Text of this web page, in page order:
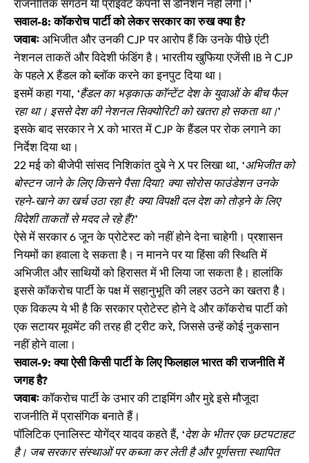
राजनीतिक संगठन या प्राइवेट कंपनी से डोनेशन नहीं लेगी।’
सवाल-8: कॉकरोच पार्टी को लेकर सरकार का रुख क्या है?
जवाबः अभिजीत और उनकी CJP पर आरोप हैं कि उनके पीछे एंटी
नेशनल ताकतें और विदेशी फंडिंग है। भारतीय खुफिया एजेंसी IB ने CJP
के पहले X हैंडल को ब्लॉक करने का इनपुट दिया था।
इसमें कहा गया, ‘हैंडल का भड़काऊ कॉन्टेंट देश के युवाओं के बीच फैल
रहा था। इससे देश की नेशनल सिक्योरिटी को खतरा हो सकता था।’
इसके बाद सरकार ने X को भारत में CJP के हैंडल पर रोक लगाने का
निर्देश दिया था।
22 मई को बीजेपी सांसद निशिकांत दुबे ने X पर लिखा था, ‘अभिजीत को
बोस्टन जाने के लिए किसने पैसा दिया? क्या सोरोस फाउंडेशन उनके
रहने-खाने का खर्च उठा रहा है? क्या विपक्षी दल देश को तोड़ने के लिए
विदेशी ताकतों से मदद ले रहे हैं?’
ऐसे में सरकार 6 जून के प्रोटेस्ट को नहीं होने देना चाहेगी। प्रशासन
नियमों का हवाला दे सकता है। न मानने पर या हिंसा की स्थिति में
अभिजीत और साथियों को हिरासत में भी लिया जा सकता है। हालांकि
इससे कॉकरोच पार्टी के पक्ष में सहानुभूति की लहर उठने का खतरा है।
एक विकल्प ये भी है कि सरकार प्रोटेस्ट होने दे और कॉकरोच पार्टी को
एक सटायर मूवमेंट की तरह ही ट्रीट करे, जिससे उन्हें कोई नुकसान
नहीं होने वाला।
सवाल-9: क्या ऐसी किसी पार्टी के लिए फिलहाल भारत की राजनीति में
जगह है?
जवाबःकॉकरोच पार्टी के उभार की टाइमिंग और मुद्दे इसे मौजूदा
राजनीति में प्रासंगिक बनाते हैं।
पॉलिटिक एनालिस्ट योगेंद्र यादव कहते हैं, ‘देश के भीतर एक छटपटाहट
है। जब सरकार संस्थाओं पर कब्जा कर लेती है और पूर्णसत्ता स्थापित